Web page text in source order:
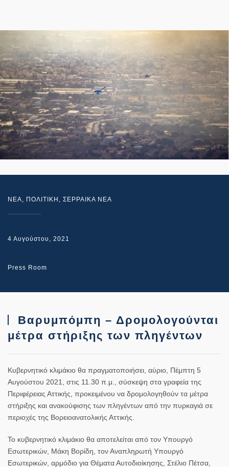
NEA, ΠΟΛΙΤΙΚΗ , ΣΕΡΡΑΙΚΑ ΝΕΑ
4 Αυγούστου, 2021
Press Room
Βαρυμπόμπη – Δρομολογούνται
μέτρα στήριξης των πληγέντων
Κυβερνητικό κλιμάκιο θα πραγματοποιήσει, αύριο, Πέμπτη 5
Αυγούστου 2021, στις 11.30 π.μ., σύσκεψη στα γραφεία της
Περιφέρειας Αττικής, προκειμένου να δρομολογηθούν τα μέτρα
στήριξης και ανακούφισης των πληγέντων από την πυρκαγιά σε
περιοχές της Βορειοανατολικής Αττικής.
Το κυβερνητικό κλιμάκιο θα αποτελείται από τον Υπουργό
Εσωτερικών, Μάκη Βορίδη, τον Αναπληρωτή Υπουργό
Εσωτερικών, αρμόδιο για Θέματα Αυτοδιοίκησης, Στέλιο Πέτσα,